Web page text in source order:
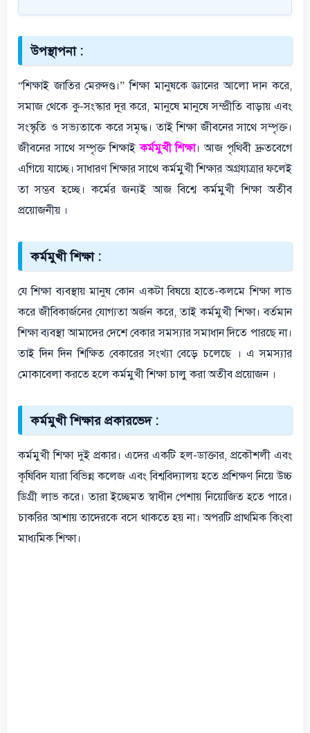
উপস্থাপনা :
“শিক্ষাই জাতির মেরুদণ্ড।” শিক্ষা মানুষকে জ্ঞানের আলো দান করে,
সমাজ থেকে কু-সংস্কার দূর করে, মানুষে মানুষে সম্প্রীতি বাড়ায় এবং
সংস্কৃতি ও সভ্যতাকে করে সমৃদ্ধ। তাই শিক্ষা জীবনের সাথে সম্পৃক্ত।
জীবনের সাথে সম্পৃক্ত শিক্ষাইকর্মমুখী শিক্ষা। আজ পৃথিবী দ্রুতবেগে
এগিয়ে যাচ্ছে। সাধারণ শিক্ষার সাথে কর্মমুখী শিক্ষার অগ্রযাত্রার ফলেই
তা সম্ভব হচ্ছে। কর্মের জন্যই আজ বিশ্বে কর্মমুখী শিক্ষা অতীব
প্রয়োজনীয় ।
কর্মমুখী শিক্ষা :
যে শিক্ষা ব্যবস্থায় মানুষ কোন একটা বিষয়ে হাতে-কলমে শিক্ষা লাভ
করে জীবিকার্জনের যোগ্যতা অর্জন করে, তাই কর্মমুখী শিক্ষা। বর্তমান
শিক্ষা ব্যবস্থা আমাদের দেশে বেকার সমস্যার সমাধান দিতে পারছে না।
তাই দিন দিন শিক্ষিত বেকারের সংখ্যা বেড়ে চলেছে । এ সমস্যার
মোকাবেলা করতে হলে কর্মমুখী শিক্ষা চালু করা অতীব প্রয়োজন ।
কর্মমুখী শিক্ষার প্রকারভেদ :
কর্মমুখী শিক্ষা দুই প্রকার। এদের একটি হল-ডাক্তার, প্রকৌশলী এবং
কৃষিবিদ যারা বিভিন্ন কলেজ এবং বিশ্ববিদ্যালয় হতে প্রশিক্ষণ নিয়ে উচ্চ
ডিগ্রী লাভ করে। তারা ইচ্ছেমত স্বাধীন পেশায় নিয়োজিত হতে পারে।
চাকরির আশায় তাদেরকে বসে থাকতে হয় না। অপরটি প্রাথমিক কিংবা
মাধ্যমিক শিক্ষা।